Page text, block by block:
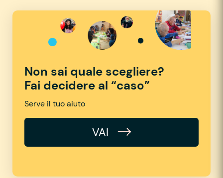
Non sai quale scegliere?
Fai decidere al “caso”
Serve il tuo aiuto
VAI